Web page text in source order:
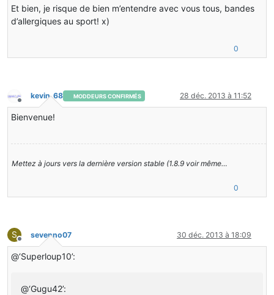
Et bien, je risque de bien m’entendre avec vous tous, bandes
d’allergiques au sport! x)
0
Hors-ligne
kevin_68 MODDEURS CONFIRMÉS 28 déc. 2013 à 11:52
Bienvenue!
Mettez à jours vers la dernière version stable (1.8.9 voir même…
0
S
Hors-ligne
sevenno07 30 déc. 2013 à 18:09
@‘Superloup10’:
@‘Gugu42’: